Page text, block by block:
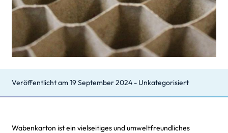
Veröffentlicht am19 September 2024 - Unkategorisiert
Wabenkarton ist ein vielseitiges und umweltfreundliches